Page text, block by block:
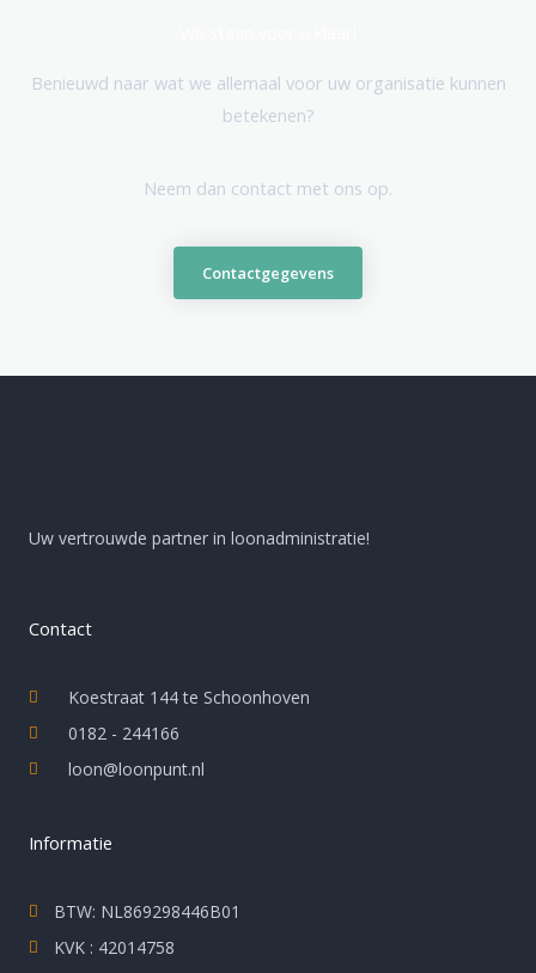
Benieuwd naar wat we allemaal voor uw organisatie kunnen
betekenen?
Neem dan contact met ons op.
Contactgegevens
Uw vertrouwde partner in loonadministratie!
Contact
Koestraat 144 te Schoonhoven
0182 - 244166
loon@loonpunt.nl
Informatie
BTW: NL869298446B01
KVK : 42014758